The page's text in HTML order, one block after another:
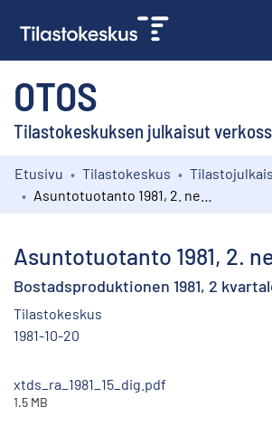
OTOS
Tilastokeskuksen julkaisut
Kokoelmat
Etusivu Tilastokeskus
Asuntotuotanto 1981, 2.
Bostadsproduktionen 1981, 2
Tilastokeskus
1981-10-20
xtds_ra_1981_15_dig.pdf
1.5 MB